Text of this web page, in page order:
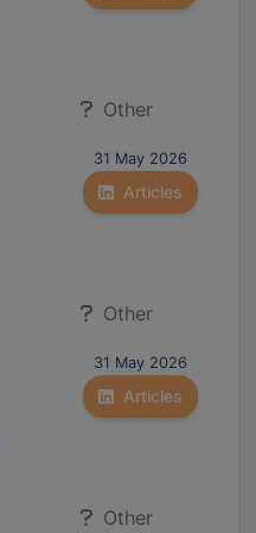
Other
31 May 2026
Articles
Other
31 May 2026
Articles
Other